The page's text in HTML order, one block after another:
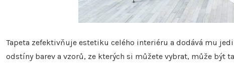
Tapeta zefektivňuje estetiku celého interiéru a dodává mu
odstíny barev a vzorů, ze kterých si můžete vybrat, může